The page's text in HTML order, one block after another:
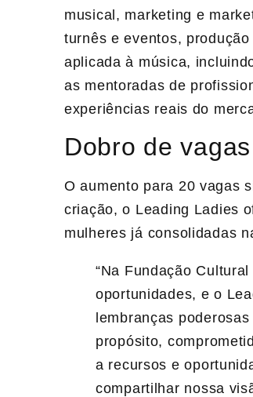
musical, marketing e
turnês e eventos,
aplicada à música,
as mentoradas de
experiências reais do
Dobro de
O aumento para 20 vagas
criação, o Leading Ladies
mulheres já consolidadas
“Na Fundação
oportunidades, e o
lembranças
propósito,
a recursos e
compartilhar nossa